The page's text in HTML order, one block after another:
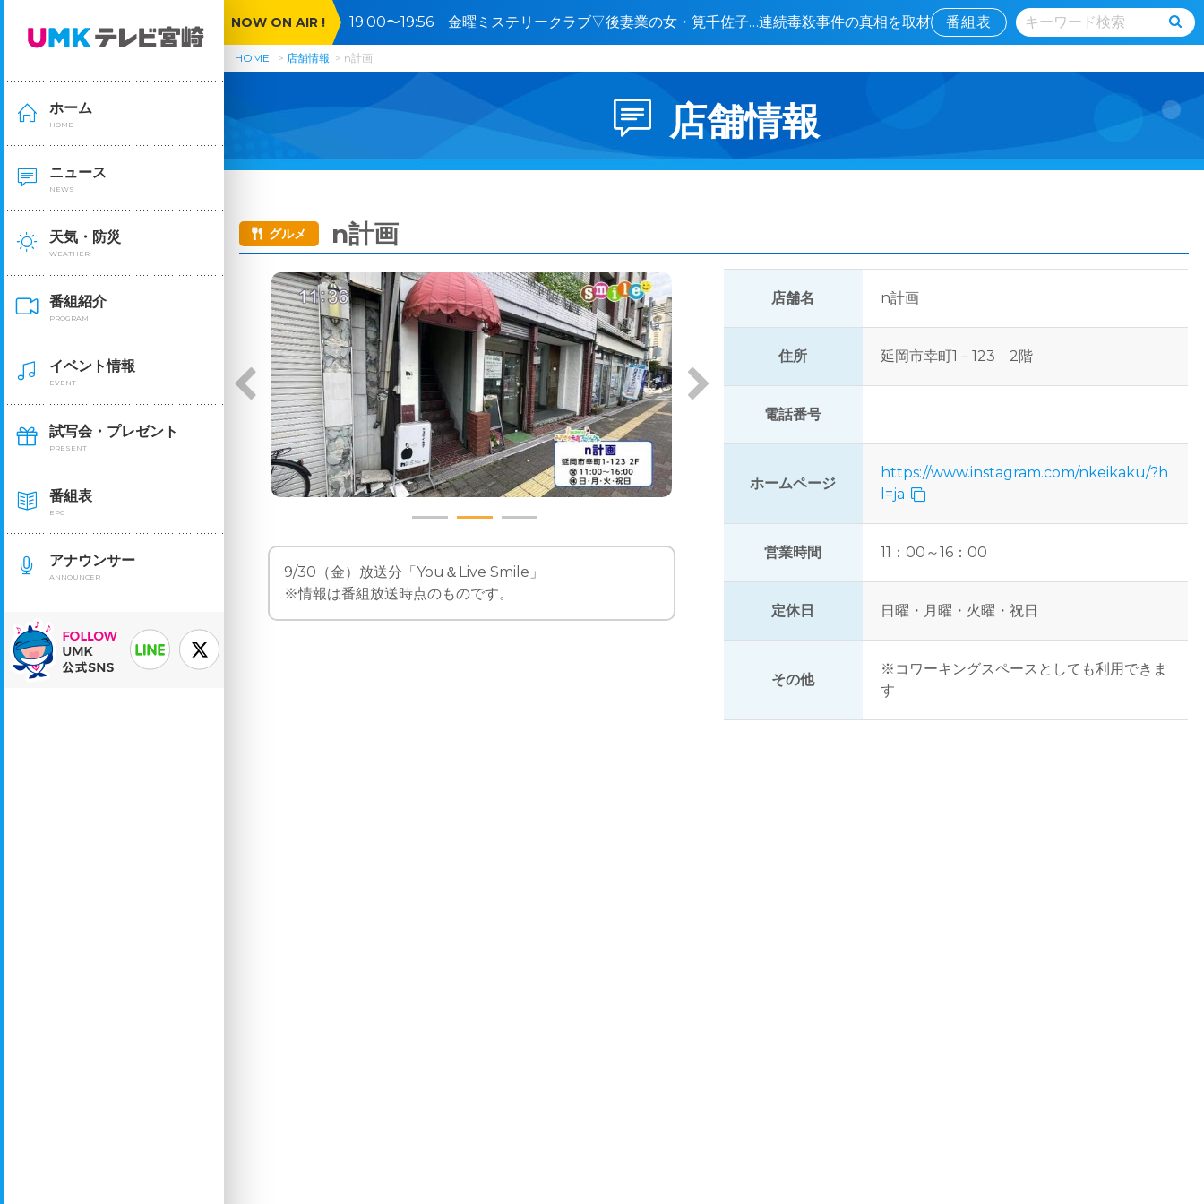
ホーム
HOME
ニュース
NEWS
天気・防災
WEATHER
番組紹介
PROGRAM
イベント情報
EVENT
試写会・プレゼント
PRESENT
番組表
EPG
アナウンサー
ANNOUNCER
NOW ON AIR !
19:00〜19:56 金曜ミステリークラブ▽後妻業の女・筧千佐子…連続毒殺事件の真相を取材
記者が激白🈑
番組表
HOME 店舗情報 n計画
店舗情報
グルメ n計画
9/30（金）放送分「You＆Live Smile」
※情報は番組放送時点のものです。
店舗名 n計画
住所 延岡市幸町1－123 2階
電話番号
ホームページ
https://www.instagram.com/nkeikaku/?h
l=ja
営業時間 11：00～16：00
定休日 日曜・月曜・火曜・祝日
その他
※コワーキングスペースとしても利用できま
す